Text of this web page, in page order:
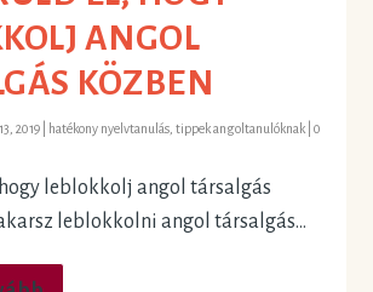
ANGOL
KÖZBEN
2019 hatékony nyelvtanulás ,tippek angoltanulóknak |0
leblokkolj angol társalgás
leblokkolni angol társalgás...